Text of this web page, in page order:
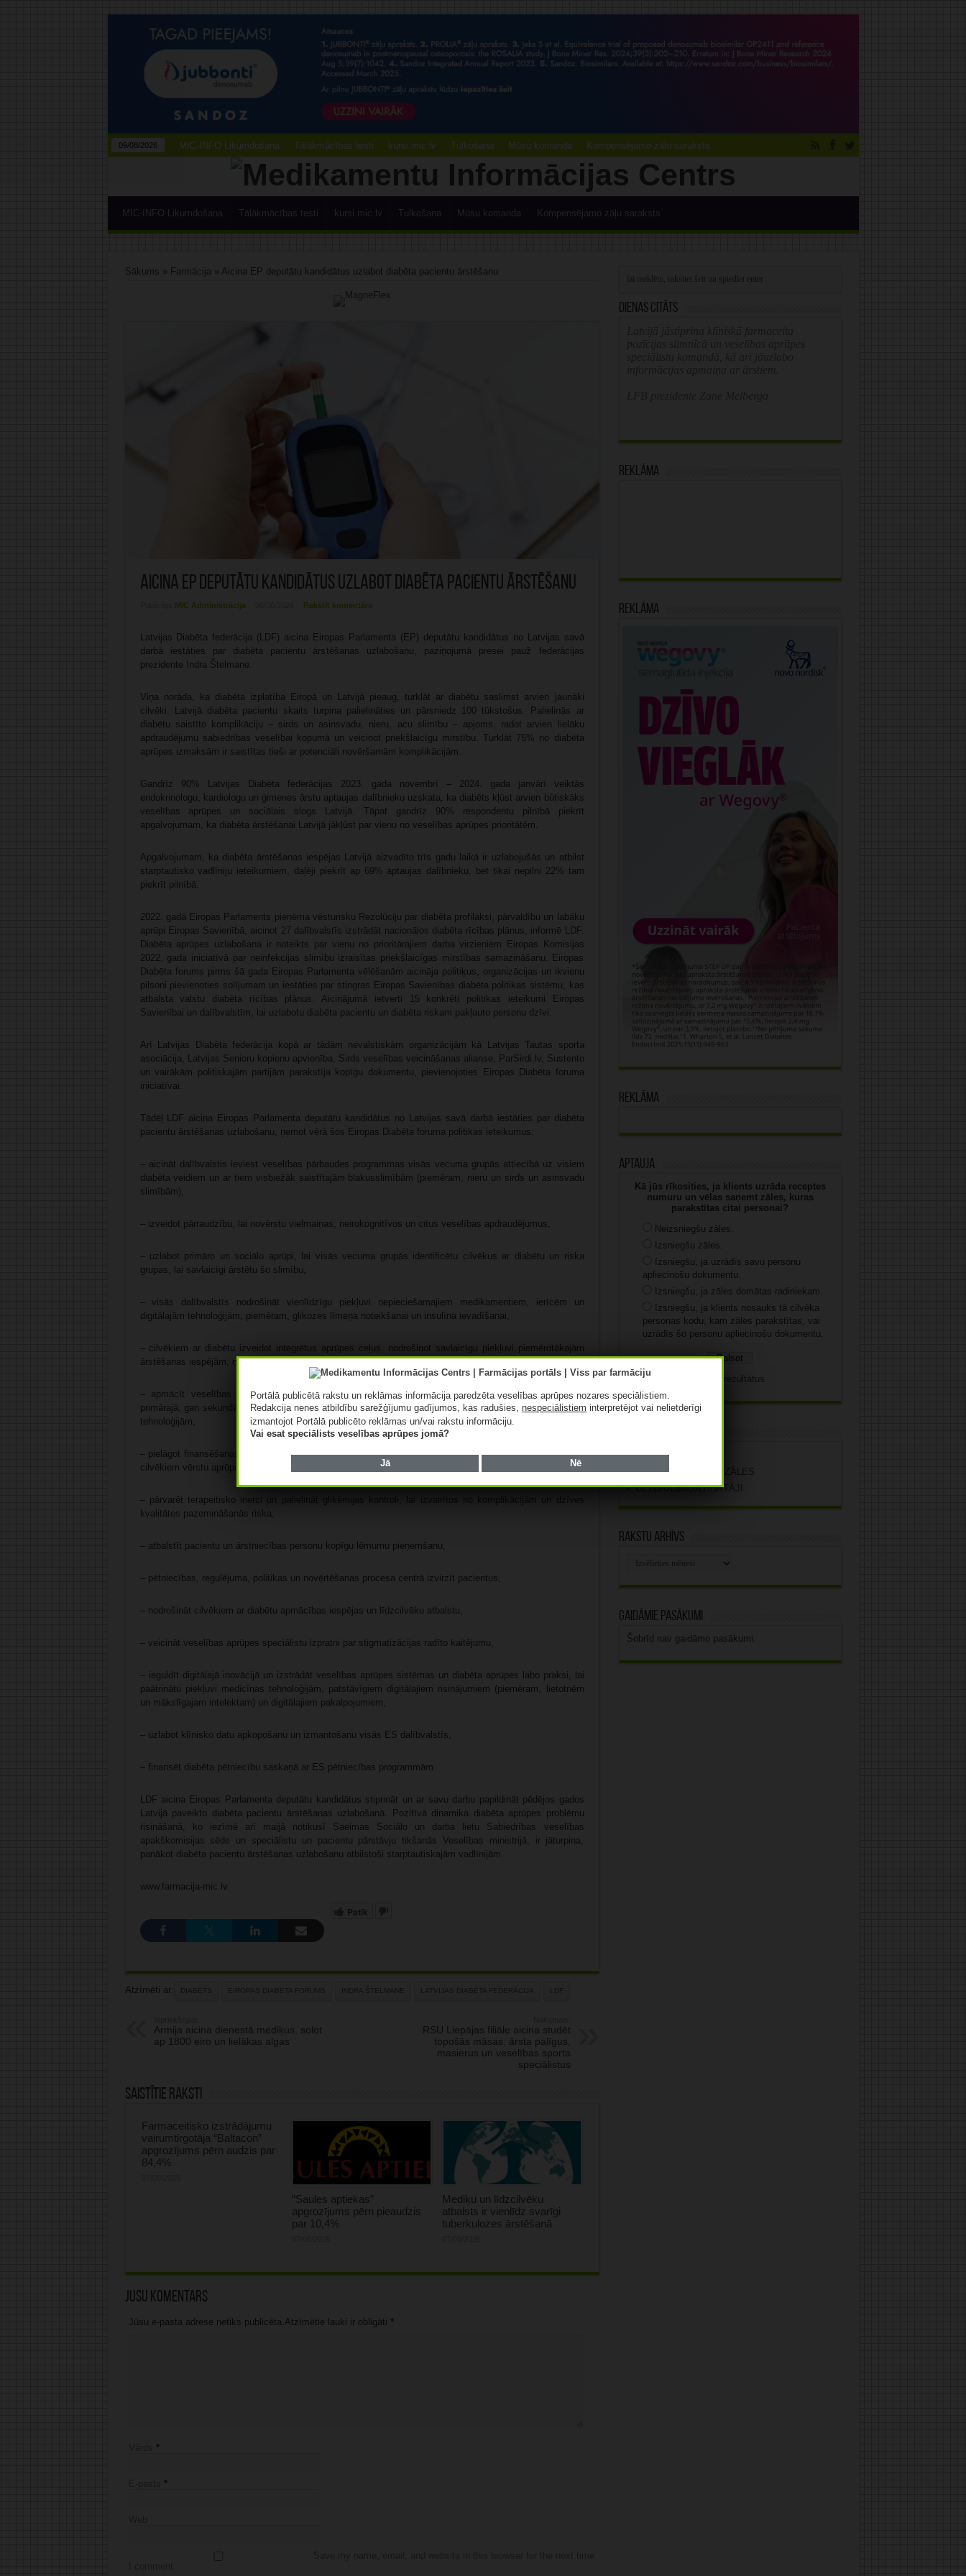
09/08/2026 MIC-INFO Likumdošana Tālākmācības testi kursi.mic.lv Tulkošana Mūsu komanda Kompensējamo zāļu saraksts
MIC-INFO Likumdošana Tālākmācības testi kursi.mic.lv Tulkošana Mūsu komanda Kompensējamo zāļu saraksts
Sākums » Farmācija» Aicina EP deputātu kandidātus uzlabot diabēta pacientu ārstēšanu
Aicina EP deputātu kandidātus uzlabot diabēta pacientu ārstēšanu
MIC Administrācija Rakstīt komentāru
Latvijas Diabēta federācija (LDF) aicina Eiropas Parlamenta (EP) deputātu kandidātus no Latvijas savā
darbā iestāties par diabēta pacientu ārstēšanas uzlabošanu, paziņojumā presei pauž federācijas
prezidente Indra Štelmane.
Viņa norāda, ka diabēta izplatība Eiropā un Latvijā pieaug, turklāt ar diabētu saslimst arvien jaunāki
cilvēki. Latvijā diabēta pacientu skaits turpina palielināties un pārsniedz 100 tūkstošus. Palielinās ar
diabētu saistīto komplikāciju – sirds un asinsvadu, nieru, acu slimību – apjoms, radot arvien lielāku
apdraudējumu sabiedrības veselībai kopumā un veicinot priekšlaicīgu mirstību. Turklāt 75% no diabēta
aprūpes izmaksām ir saistītas tieši ar potenciāli novēršamām komplikācijām.
Gandrīz 90% Latvijas Diabēta federācijas 2023. gada novembrī – 2024. gada janvārī veiktās
endokrinologu, kardiologu un ģimenes ārstu aptaujas dalībnieku uzskata, ka diabēts kļūst arvien būtiskāks
veselības aprūpes un sociālais slogs Latvijā. Tāpat gandrīz 90% respondentu pilnībā piekrīt
apgalvojumam, ka diabēta ārstēšanai Latvijā jākļūst par vienu no veselības aprūpes prioritātēm.
Apgalvojumam, ka diabēta ārstēšanas iespējas Latvijā aizvadīto trīs gadu laikā ir uzlabojušās un atbilst
starptautisko vadlīniju ieteikumiem, daļēji piekrīt ap 69% aptaujas dalībnieku, bet tikai nepilni 22% tam
piekrīt pilnībā.
2022. gadā Eiropas Parlaments pieņēma vēsturisku Rezolūciju par diabēta profilaksi, pārvaldību un labāku
aprūpi Eiropas Savienībā, aicinot 27 dalībvalstīs izstrādāt nacionālos diabēta rīcības plānus, informē LDF.
Diabēta aprūpes uzlabošana ir noteikts par vienu no prioritārajiem darba virzieniem Eiropas Komisijas
2022. gada iniciatīvā par neinfekcijas slimību izraisītas priekšlaicīgas mirstības samazināšanu. Eiropas
Diabēta forums pirms šā gada Eiropas Parlamenta vēlēšanām aicināja politiķus, organizācijas un ikvienu
pilsoni pievienoties solījumam un iestāties par stingras Eiropas Savienības diabēta politikas sistēmu, kas
atbalsta valstu diabēta rīcības plānus. Aicinājumā ietverti 15 konkrēti politikas ieteikumi Eiropas
Savienībai un dalībvalstīm, lai uzlabotu diabēta pacientu un diabēta riskam pakļauto personu dzīvi.
Arī Latvijas Diabēta federācija kopā ar tādām nevalstiskām organizācijām kā Latvijas Tautas sporta
asociācija, Latvijas Senioru kopienu apvienība, Sirds veselības veicināšanas alianse, ParSirdi.lv, Sustento
un vairākām politiskajām partijām parakstīja kopīgu dokumentu, pievienojoties Eiropas Diabēta foruma
iniciatīvai.
Tādēļ LDF aicina Eiropas Parlamenta deputātu kandidātus no Latvijas savā darbā iestāties par diabēta
pacientu ārstēšanas uzlabošanu, ņemot vērā šos Eiropas Diabēta foruma politikas ieteikumus:
– aicināt dalībvalstis ieviest veselības pārbaudes programmas visās vecuma grupās attiecībā uz visiem
diabēta veidiem un ar tiem visbiežāk saistītajām blakusslimībām (piemēram, nieru un sirds un asinsvadu
slimībām),
– izveidot pārraudzību, lai novērstu vielmaiņas, neirokognitīvos un citus veselības apdraudējumus,
– uzlabot primāro un sociālo aprūpi, lai visās vecuma grupās identificētu cilvēkus ar diabētu un riska
grupas, lai savlaicīgi ārstētu šo slimību,
– visās dalībvalstīs nodrošināt vienlīdzīgu piekļuvi nepieciešamajiem medikamentiem, ierīcēm un
digitālajām tehnoloģijām, piemēram, glikozes līmeņa noteikšanai un insulīna ievadīšanai,
– cilvēkiem ar diabētu izveidot integrētus aprūpes ceļus, nodrošinot savlaicīgu piekļuvi piemērotākajām
ārstēšanas iespējām, ņemot vērā viņu vajadzības, vēlmes un apstākļus, kā arī jaunākās vadlīnijas,
– apmācīt veselības aprūpes speciālistus un stiprināt viņu spējas atbalstīt diabēta pacientus gan
primārajā, gan sekundārajā aprūpē atbilstoši viņu vajadzībām, vēlmēm un ar vispiemērotāko ārstēšanu un
tehnoloģijām,
– pielāgot finansēšanas sistēmas, lai pārvarētu budžeta veidošanas šķēršļus un veicinātu integrētu un uz
cilvēkiem vērstu aprūpi,
– pārvarēt terapeitisko inerci un palielināt glikēmijas kontroli, lai izvairītos no komplikācijām un dzīves
kvalitātes pazemināšanās riska,
– atbalstīt pacientu un ārstniecības personu kopīgu lēmumu pieņemšanu,
– pētniecības, regulējuma, politikas un novērtēšanas procesa centrā izvirzīt pacientus,
– nodrošināt cilvēkiem ar diabētu apmācības iespējas un līdzcilvēku atbalstu,
– veicināt veselības aprūpes speciālistu izpratni par stigmatizācijas radīto kaitējumu,
– ieguldīt digitālajā inovācijā un izstrādāt veselības aprūpes sistēmas un diabēta aprūpes labo praksi, lai
paātrinātu piekļuvi medicīnas tehnoloģijām, patstāvīgiem digitālajiem risinājumiem (piemēram, lietotnēm
un mākslīgajam intelektam) un digitālajiem pakalpojumiem,
– uzlabot klīnisko datu apkopošanu un izmantošanu visās ES dalībvalstīs,
– finansēt diabēta pētniecību saskaņā ar ES pētniecības programmām.
LDF aicina Eiropas Parlamenta deputātu kandidātus stiprināt un ar savu darbu papildināt pēdējos gados
Latvijā paveikto diabēta pacientu ārstēšanas uzlabošanā. Pozitīvā dinamika diabēta aprūpes problēmu
risināšanā, ko iezīmē arī maijā notikusī Saeimas Sociālo un darba lietu Sabiedrības veselības
apakškomisijas sēde un speciālistu un pacientu pārstāvju tikšanās Veselības ministrijā, ir jāturpina,
panākot diabēta pacientu ārstēšanas uzlabošanu atbilstoši starptautiskajām vadlīnijām.
www.farmacija-mic.lv
Patīk
Atzīmēti ar: DIABĒTS EIROPAS DIABĒTA FORUMS INDRA ŠTELMANE LATVIJAS DIABĒTA FEDERĀCIJA
Armija aicina dienestā mediķus, solot
ap 1800 eiro un lielākas algas
RSU Liepājas filiāle aicina studēt
topošās māsas, ārsta palīgus,
masierus un veselības sporta
speciālistus
Saistītie raksti
Farmaceitisko izstrādājumu
vairumtirgotāja “Baltacon”
apgrozījums pērn audzis par
84,4%
“Saules aptiekas”
apgrozījums pērn pieaudzis
par 10,4%
Mediķu un līdzcilvēku
atbalsts ir vienlīdz svarīgi
tuberkulozes ārstēšanā
Jūsu komentārs
Jūsu e-pasta adrese netiks publicēta.Atzīmētie lauki ir obligāti *
*
*
Dienas citāts
Reklāma
Reklāma
Reklāma
Aptauja
Kā jūs rīkosities, ja klients uzrāda receptes
numuru un vēlas saņemt zāles, kuras
parakstītas citai personai?
Neizsniegšu zāles.
Izsniegšu zāles.
Izsniegšu, ja uzrādīs savu personu
apliecinošu dokumentu.
Izsniegšu, ja zāles domātas radiniekam.
Izsniegšu, ja klients nosauks tā cilvēka
personas kodu, kam zāles parakstītas, vai
uzrādīs šo personu apliecinošu dokumentu.
Skatīt rezultātus
ZĀĻU REĢISTRS
KOMPENSĒJAMĀS ZĀLES
UZTURA BAGĀTINĀTĀJI
Rakstu arhīvs
Gaidāmie pasākumi
Šobrīd nav gaidāmo pasākumi.
Portālā publicētā rakstu un reklāmas informācija paredzēta veselības aprūpes nozares speciālistiem.
Redakcija nenes atbildību sarežģījumu gadījumos, kas radušies,nespeciālistiem interpretējot vai nelietderīgi
izmantojot Portālā publicēto reklāmas un/vai rakstu informāciju.
Vai esat speciālists veselības aprūpes jomā?
Jā Nē